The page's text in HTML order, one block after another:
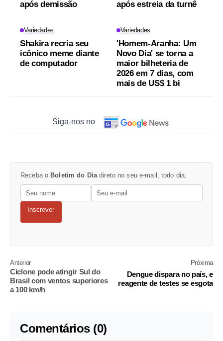
após demissão após estreia da turnê
Variedades
Shakira recria seu
icônico meme diante
de computador
Variedades
'Homem-Aranha: Um
Novo Dia' se torna a
maior bilheteria de
2026 em 7 dias, com
mais de US$ 1 bi
Siga-nos no
Receba o Boletim do Dia direto no seu e-mail, todo dia.
Inscrever
Anterior
Ciclone pode atingir Sul do
Brasil com ventos superiores
a 100 km/h
Próxima
Dengue dispara no país, e
reagente de testes se esgota
Comentários (0)